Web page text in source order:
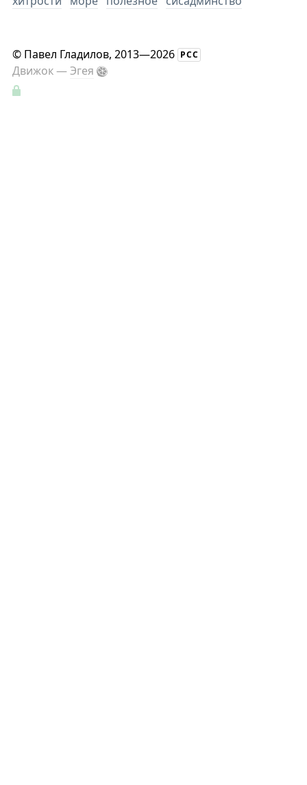
© Павел Гладилов, 2013—2026 РСС
Движок —Эгея